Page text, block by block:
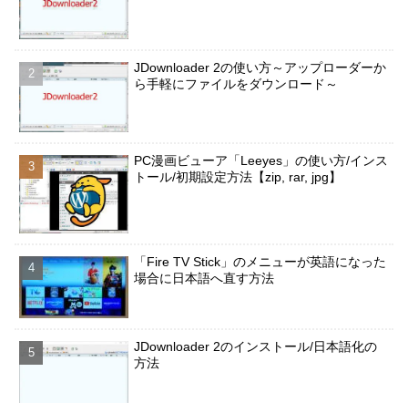
JDownloader 2の使い方～アップローダーか
ら手軽にファイルをダウンロード～
PC漫画ビューア「Leeyes」の使い方/インス
トール/初期設定方法【zip, rar, jpg】
「Fire TV Stick」のメニューが英語になった
場合に日本語へ直す方法
JDownloader 2のインストール/日本語化の
方法